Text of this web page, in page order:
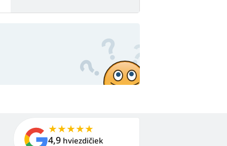
4,9 hviezdičiek